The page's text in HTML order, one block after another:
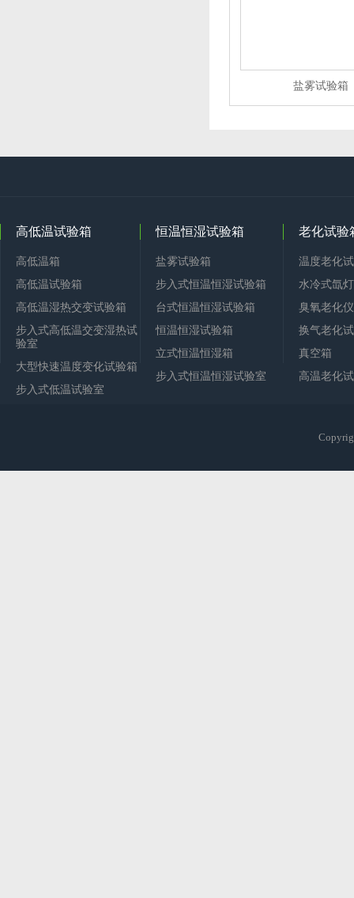
盐雾试验箱
高低温试验箱
高低温箱
高低温试验箱
高低温湿热交变试验箱
步入式高低温交变湿热试
验室
大型快速温度变化试验箱
步入式低温试验室
恒温恒湿试验箱
盐雾试验箱
步入式恒温恒湿试验箱
台式恒温恒湿试验箱
恒温恒湿试验箱
立式恒温恒湿箱
步入式恒温恒湿试验室
老化试验
温度老化
水冷式氙
臭氧老化仪
换气老化
真空箱
高温老化